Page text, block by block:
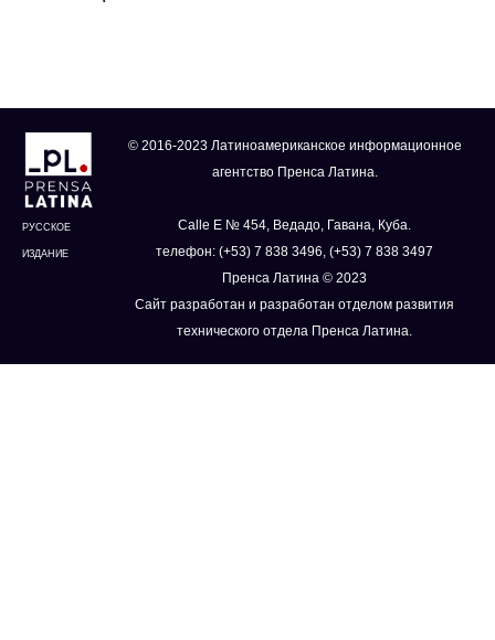
РУССКОЕ
ИЗДАНИЕ
© 2016-2023 Латиноамериканское информационное
агентство Пренса Латина.
Calle E № 454, Ведадо, Гавана, Куба.
телефон: (+53) 7 838 3496, (+53) 7 838 3497
Пренса Латина © 2023
Сайт разработан и разработан отделом развития
технического отдела Пренса Латина.